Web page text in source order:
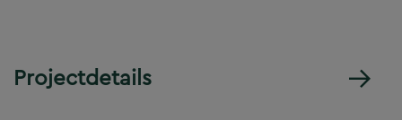
Projectdetails